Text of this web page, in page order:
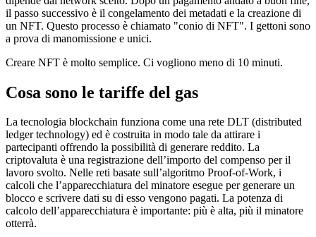
il passo successivo è il congelamento dei metadati e la creazione di
un NFT. Questo processo è chiamato "conio di NFT". I gettoni sono
a prova di manomissione e unici.
Creare NFT è molto semplice. Ci vogliono meno di 10 minuti.
Cosa sono le tariffe del gas
La tecnologia blockchain funziona come una rete DLT (distributed
ledger technology) ed è costruita in modo tale da attirare i
partecipanti offrendo la possibilità di generare reddito. La
criptovaluta è una registrazione dell’importo del compenso per il
lavoro svolto. Nelle reti basate sull’algoritmo Proof-of-Work, i
calcoli che l’apparecchiatura del minatore esegue per generare un
blocco e scrivere dati su di esso vengono pagati. La potenza di
calcolo dell’apparecchiatura è importante: più è alta, più il minatore
otterrà.